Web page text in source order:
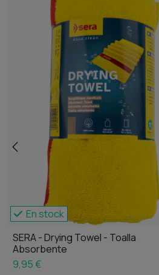
En stock
SERA - Drying Towel - Toalla
Absorbente
9,95 €